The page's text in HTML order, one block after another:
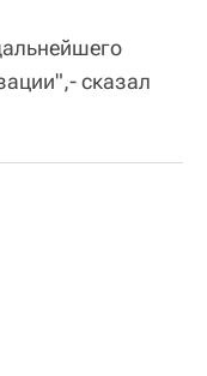
сказал